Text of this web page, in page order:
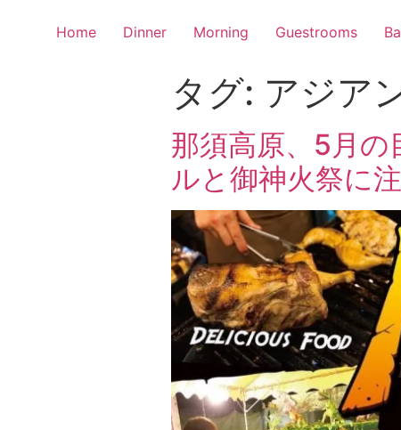
Home Dinner Morning Guestrooms
タグ: アジア
那須高原、5月
ルと御神火祭に注